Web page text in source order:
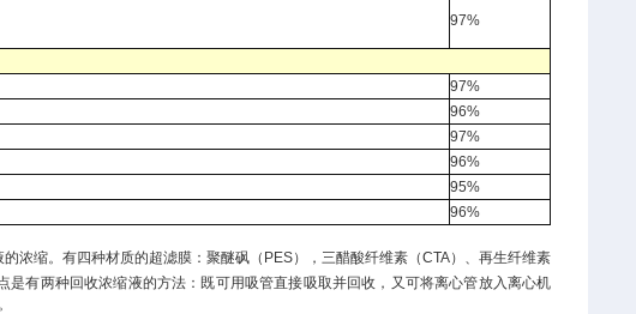
97%
97%
96%
97%
96%
95%
96%
浓缩。有四种材质的超滤膜：聚醚砜（PES），三醋酸纤维素（CTA）、再生纤维素
有两种回收浓缩液的方法：既可用吸管直接吸取并回收，又可将离心管放入离心机